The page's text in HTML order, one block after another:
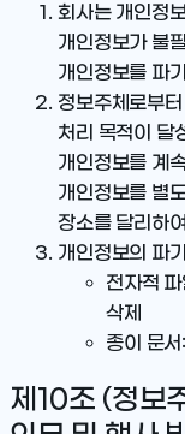
회사는 개인정
개인정보가 불
개인정보를 파
정보주체로부
처리 목적이 달
개인정보를 계
개인정보를 별
장소를 달리하
개인정보의 파
전자적
삭제
종이 문
제10조 (정보